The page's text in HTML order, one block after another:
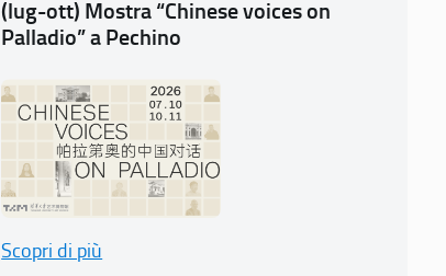
(lug-ott) Mostra “Chinese voices on
Palladio” a Pechino
Scopri di più